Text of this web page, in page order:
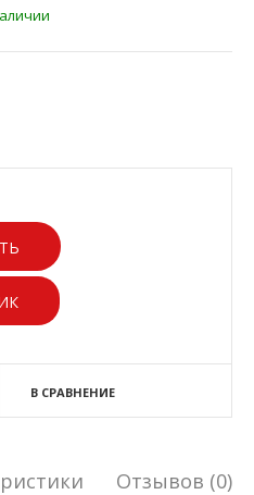
В СРАВНЕНИЕ
Отзывов (0)